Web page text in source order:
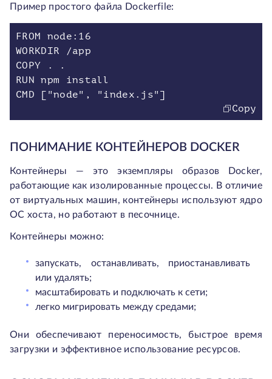
Пример простого файла Dockerfile:
FROM node:16
WORKDIR /app
COPY . .
RUN npm install
CMD ["node", "index.js"]
Copy
ПОНИМАНИЕ КОНТЕЙНЕРОВ DOCKER
Контейнеры — это экземпляры образов Docker,
работающие как изолированные процессы. В отличие
от виртуальных машин, контейнеры используют ядро
ОС хоста, но работают в песочнице.
Контейнеры можно:
запускать, останавливать, приостанавливать
или удалять;
масштабировать и подключать к сети;
легко мигрировать между средами;
Они обеспечивают переносимость, быстрое время
загрузки и эффективное использование ресурсов.